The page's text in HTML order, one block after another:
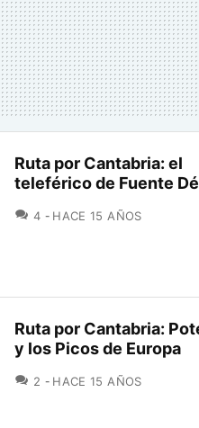
Ruta por Cantabria: el
teleférico de Fuente Dé
4 COMENTARIOS
HACE 15 AÑOS
Ruta por Cantabria:
y los Picos de Europa
2 COMENTARIOS
HACE 15 AÑOS